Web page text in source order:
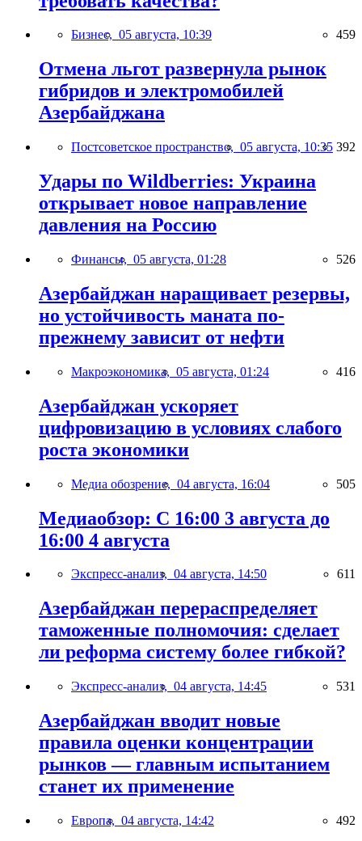
Бизнес, 05 августа, 10:39 459
Отмена льгот развернула рынок
гибридов и электромобилей
Азербайджана
Постсоветское пространство, 05 августа, 10:35 392
Удары по Wildberries: Украина
открывает новое направление
давления на Россию
Финансы, 05 августа, 01:28 526
Азербайджан наращивает резервы,
но устойчивость маната по-
прежнему зависит от нефти
Макроэкономика, 05 августа, 01:24 416
Азербайджан ускоряет
цифровизацию в условиях слабого
роста экономики
Медиа обозрение, 04 августа, 16:04 505
Медиаобзор: С 16:00 3 августа до
16:00 4 августа
Экспресс-анализ, 04 августа, 14:50 611
Азербайджан перераспределяет
таможенные полномочия: сделает
ли реформа систему более гибкой?
Экспресс-анализ, 04 августа, 14:45 531
Азербайджан вводит новые
правила оценки концентрации
рынков — главным испытанием
станет их применение
Европа, 04 августа, 14:42 492